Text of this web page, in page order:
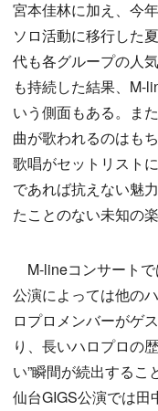
宮本佳林に加え、今
ソロ活動に移行した
代も各グループの人
も持続した結果、M-
いう側面もある。ま
曲が歌われるのはも
歌唱がセットリスト
であれば抗えない魅
たことのない未知の
M-lineコンサートで
公演によっては他の
ロプロメンバーがゲ
り、長いハロプロの
い”瞬間が続出する
仙台GIGS公演では